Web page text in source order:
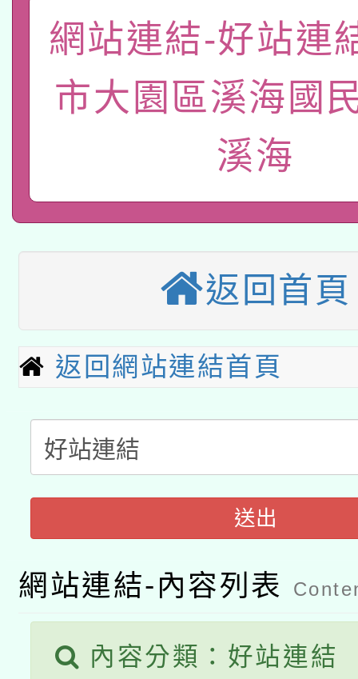
「數位內容與教學軟體
pilot」
有關大陸委員會函釋公
薪期間赴陸應申請許可
業技術研究院辦理「
用水績優單位及節水達
動」
115年8月22日(星期六
桃園市孔廟祈福系列
開 智慧啟航」
2026年桃園地景藝術
本校115學年度第2次
招甄選結果公告(無人
招)
適應運動共學行動站研
本館辦理115年度閱讀
暨閱讀推動專業研習
科技賦能─人工智慧
「數位內容與教學軟體
pilot」
有關大陸委員會函釋公
薪期間赴陸應申請許可
轉知經濟部水利署委託
業技術研究院辦理「
用水績優單位及節水達
動」
115年8月22日(星期六
開 智慧啟航」
2026年桃園地景藝術
網站連結-好站連
市大園區溪海國
溪海
返回首頁
返回網站連結首頁
送出
網站連結-內容列表
內容分類：好站連結